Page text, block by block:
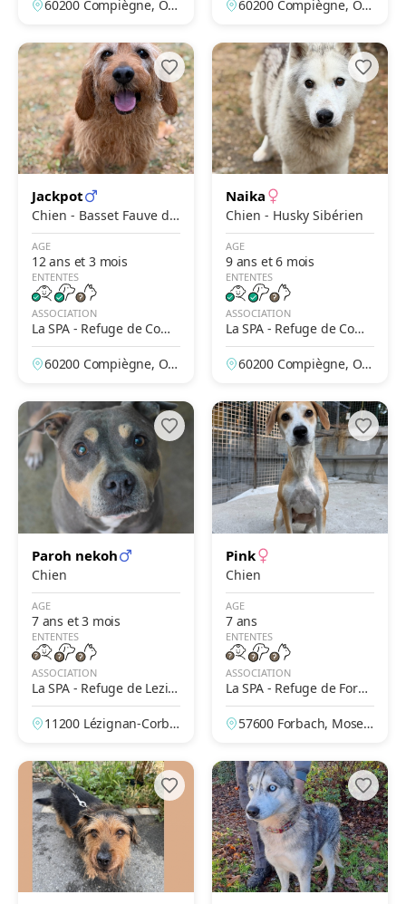
60200 Compiègne, Ois
60200 Compiègne, Ois
Jackpot
Chien - Basset Fauve de
Bretagne
AGE
12 ans et 3 mois
ENTENTES
ASSOCIATION
La SPA - Refuge de Comp
iègne
60200 Compiègne, Ois
Naika
Chien - Husky Sibérien
AGE
9 ans et 6 mois
ENTENTES
ASSOCIATION
La SPA - Refuge de Comp
iègne
60200 Compiègne, Ois
Paroh nekoh
Chien
AGE
7 ans et 3 mois
ENTENTES
ASSOCIATION
La SPA - Refuge de Lezig
nan Corbières
11200 Lézignan-Corbiè
Pink
Chien
AGE
7 ans
ENTENTES
ASSOCIATION
La SPA - Refuge de Forba
ch
57600 Forbach, Mosell